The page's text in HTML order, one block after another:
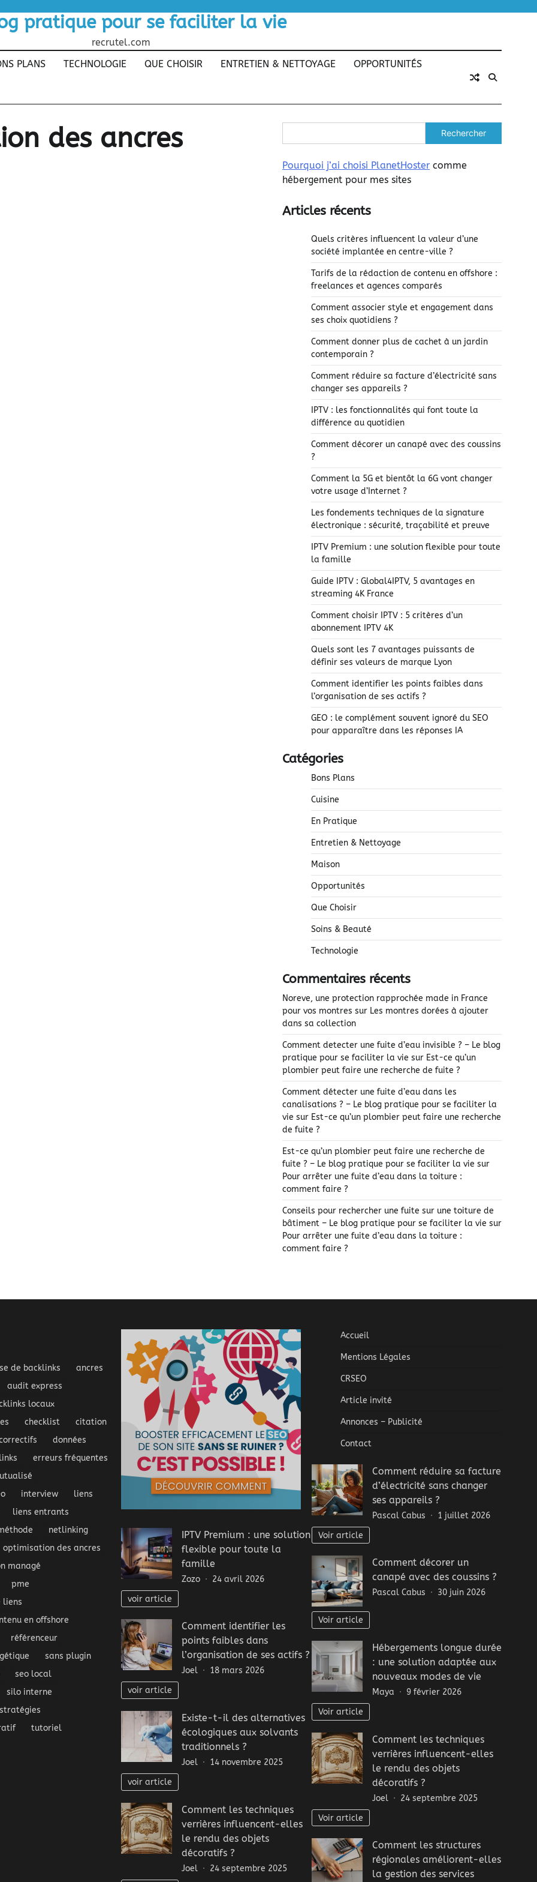
pratique pour se faciliter la vie
recrutel.com
PLANS TECHNOLOGIE QUE CHOISIR ENTRETIEN & NETTOYAGE OPPORTUNITÉS
des ancres Rechercher
Pourquoi j’ai choisi PlanetHoster comme
hébergement pour mes sites
Articles récents
Quels critères influencent la valeur d’une
société implantée en centre-ville ?
Tarifs de la rédaction de contenu en offshore :
freelances et agences comparés
Comment associer style et engagement dans
ses choix quotidiens ?
Comment donner plus de cachet à un jardin
contemporain ?
Comment réduire sa facture d’électricité sans
changer ses appareils ?
IPTV : les fonctionnalités qui font toute la
différence au quotidien
Comment décorer un canapé avec des coussins
?
Comment la 5G et bientôt la 6G vont changer
votre usage d’Internet ?
Les fondements techniques de la signature
électronique : sécurité, traçabilité et preuve
IPTV Premium : une solution flexible pour toute
la famille
Guide IPTV : Global4IPTV, 5 avantages en
streaming 4K France
Comment choisir IPTV : 5 critères d’un
abonnement IPTV 4K
Quels sont les 7 avantages puissants de
définir ses valeurs de marque Lyon
Comment identifier les points faibles dans
l’organisation de ses actifs ?
GEO : le complément souvent ignoré du SEO
pour apparaître dans les réponses IA
Catégories
Bons Plans
Cuisine
En Pratique
Entretien & Nettoyage
Maison
Opportunités
Que Choisir
Soins & Beauté
Technologie
Commentaires récents
Noreve, une protection rapprochée made in France
pour vos montres sur Les montres dorées à ajouter
dans sa collection
Comment detecter une fuite d’eau invisible ? – Le blog
pratique pour se faciliter la vie sur Est-ce qu’un
plombier peut faire une recherche de fuite ?
Comment détecter une fuite d’eau dans les
canalisations ? – Le blog pratique pour se faciliter la
vie sur Est-ce qu’un plombier peut faire une recherche
de fuite ?
Est-ce qu’un plombier peut faire une recherche de
fuite ? – Le blog pratique pour se faciliter la vie sur
Pour arrêter une fuite d’eau dans la toiture :
comment faire ?
Conseils pour rechercher une fuite sur une toiture de
bâtiment – Le blog pratique pour se faciliter la vie sur
Pour arrêter une fuite d’eau dans la toiture :
comment faire ?
de backlinks
ancres
audit express
locaux
checklist
citation
données
erreurs fréquentes
interview
liens
liens entrants
netlinking
optimisation des ancres
managé
pme
liens
en offshore
référenceur
sans plugin
seo local
silo interne
stratégies
tutoriel
IPTV Premium : une solution
flexible pour toute la
famille
Zozo
24 avril 2026
voir article
Comment identifier les
points faibles dans
l’organisation de ses actifs ?
Joel
18 mars 2026
voir article
Existe-t-il des alternatives
écologiques aux solvants
traditionnels ?
Joel
14 novembre 2025
voir article
Comment les techniques
verrières influencent-elles
le rendu des objets
décoratifs ?
Joel 24 septembre 2025
Accueil
Mentions Légales
CRSEO
Article invité
Annonces – Publicité
Contact
Comment réduire sa facture
d’électricité sans changer
ses appareils ?
Pascal Cabus
1 juillet 2026
Voir article
Comment décorer un
canapé avec des coussins ?
Pascal Cabus 30 juin 2026
Voir article
Hébergements longue durée
: une solution adaptée aux
nouveaux modes de vie
Maya
9 février 2026
Voir article
Comment les techniques
verrières influencent-elles
le rendu des objets
décoratifs ?
Joel
24 septembre 2025
Voir article
Comment les structures
régionales améliorent-elles
la gestion des services